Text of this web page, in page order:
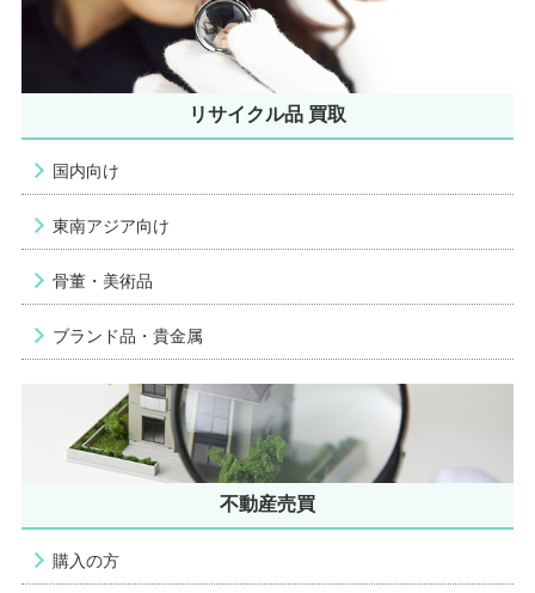
リサイクル品 買取
国内向け
東南アジア向け
骨董・美術品
ブランド品・貴金属
不動産売買
購入の方